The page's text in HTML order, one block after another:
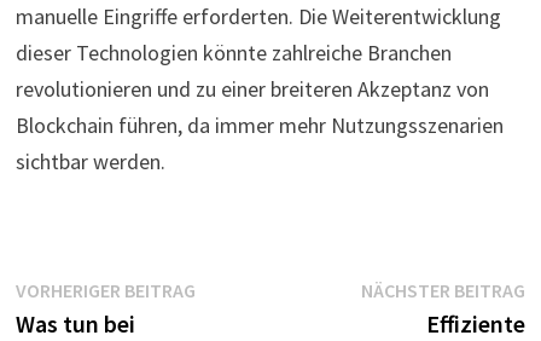
manuelle Eingriffe erforderten. Die Weiterentwicklung
dieser Technologien könnte zahlreiche Branchen
revolutionieren und zu einer breiteren Akzeptanz von
Blockchain führen, da immer mehr Nutzungsszenarien
sichtbar werden.
Beitragsnavigation
VORHERIGER BEITRAGVorheriger
Was tun bei
NÄCHSTER BEITRAG
Effiziente